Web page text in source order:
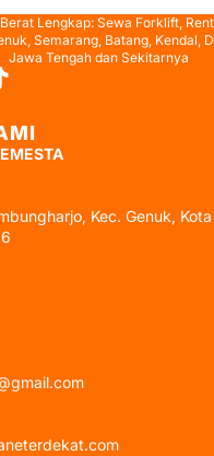
Lengkap: Sewa Forklift,
Semarang, Batang, Kendal,
Jawa Tengah dan Sekitarnya
Kec. Genuk,